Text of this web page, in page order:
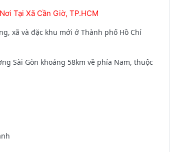
Tại Xã Cần Giờ, TP.HCM
xã và đặc khu mới ở Thành phố Hồ Chí
Sài Gòn khoảng 58km về phía Nam, thuộc